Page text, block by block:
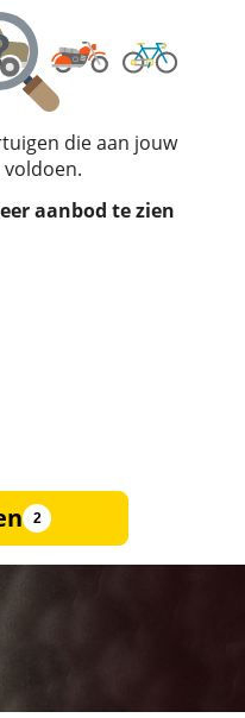
die aan jouw
aanbod te zien
2